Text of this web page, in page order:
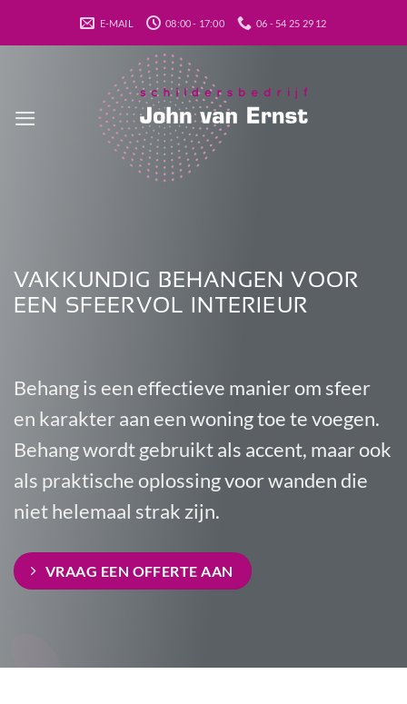
E-MAIL 08:00 - 17:00 06 - 54 25 29 12
VAKKUNDIG BEHANGEN VOOR
EEN SFEERVOL INTERIEUR
Behang is een effectieve manier om sfeer
en karakter aan een woning toe te voegen.
Behang wordt gebruikt als accent, maar ook
als praktische oplossing voor wanden die
niet helemaal strak zijn.
VRAAG EEN OFFERTE AAN